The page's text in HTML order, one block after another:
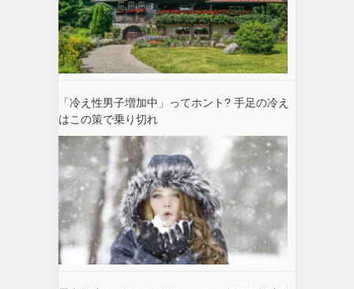
「冷え性男子増加中」ってホント? 手足の冷え
はこの策で乗り切れ